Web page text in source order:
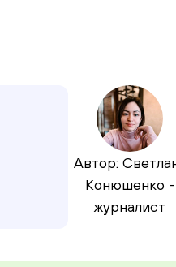
Автор:
Конюшенко -
журналист